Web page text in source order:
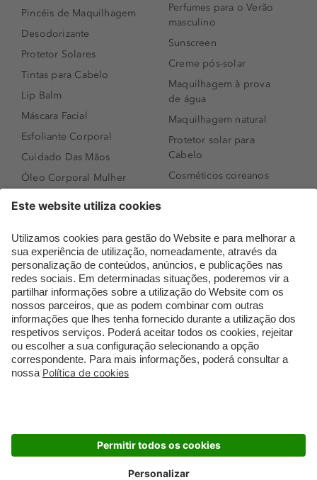
Pincéis de Maquilhagem
Desodorizante
Protetor Solares
Tintas para Cabelo
Lip Balm
Máscara Facial
Esfoliante Corporal
Cuidado Das Mãos
Óleo Corporal Mulher
Sérum de Rosto
Body mist & Spray
corporal
Produtos para Cabelo
Homem
Espuma de Limpeza
Facial
Dermocosmética
Perfumes para o Verão
masculino
Sunscreen
Creme pós-solar
Maquilhagem à prova
de água
Maquilhagem natural
Protetor solar para
Cabelo
Cosméticos coreanos
Perfumes árabes
Novidades
Melhores Perfumes
Femininos
TOP 10: Perfumes
Masculinos
Pestanas Postiças
Creme Rosto Homem
Embalagens Sustentáveis